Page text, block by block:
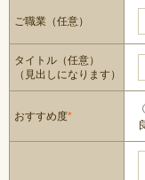
ご職業（任意）
タイトル（任意）
（見出しになります）
おすすめ度*